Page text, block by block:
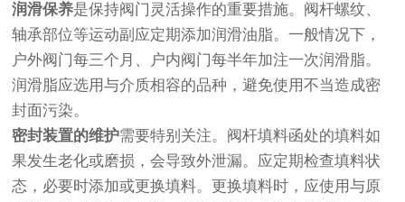
润滑保养是保持阀门灵活操作的重要措施。阀杆螺纹、
轴承部位等运动副应定期添加润滑油脂。一般情况下，
户外阀门每三个月、户内阀门每半年加注一次润滑脂。
润滑脂应选用与介质相容的品种，避免使用不当造成密
封面污染。
密封装置的维护需要特别关注。阀杆填料函处的填料如
果发生老化或磨损，会导致外泄漏。应定期检查填料状
态，必要时添加或更换填料。更换填料时，应使用与原